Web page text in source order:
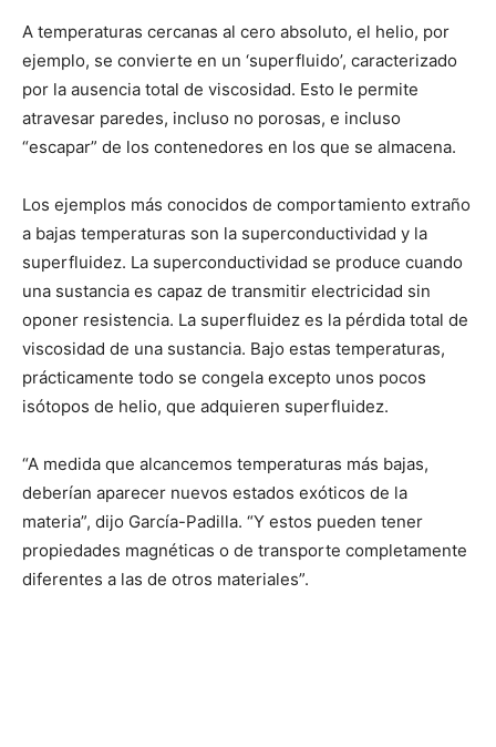
A temperaturas cercanas al cero absoluto, el helio, por
ejemplo, se convierte en un ‘superfluido’, caracterizado
por la ausencia total de viscosidad. Esto le permite
atravesar paredes, incluso no porosas, e incluso
“escapar” de los contenedores en los que se almacena.
Los ejemplos más conocidos de comportamiento extraño
a bajas temperaturas son la superconductividad y la
superfluidez. La superconductividad se produce cuando
una sustancia es capaz de transmitir electricidad sin
oponer resistencia. La superfluidez es la pérdida total de
viscosidad de una sustancia. Bajo estas temperaturas,
prácticamente todo se congela excepto unos pocos
isótopos de helio, que adquieren superfluidez.
“A medida que alcancemos temperaturas más bajas,
deberían aparecer nuevos estados exóticos de la
materia”, dijo García-Padilla. “Y estos pueden tener
propiedades magnéticas o de transporte completamente
diferentes a las de otros materiales”.